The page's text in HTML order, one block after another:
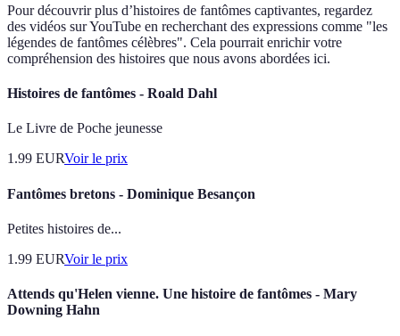
Pour découvrir plus d’histoires de fantômes captivantes, regardez
des vidéos sur YouTube en recherchant des expressions comme "les
légendes de fantômes célèbres". Cela pourrait enrichir votre
compréhension des histoires que nous avons abordées ici.
Histoires de fantômes - Roald Dahl
Le Livre de Poche jeunesse
1.99 EURVoir le prix
Fantômes bretons - Dominique Besançon
Petites histoires de...
1.99 EURVoir le prix
Attends qu'Helen vienne. Une histoire de fantômes - Mary
Downing Hahn